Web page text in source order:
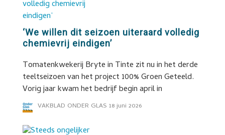
‘We willen dit seizoen uiteraard volledig
chemievrij eindigen’
Tomatenkwekerij Bryte in Tinte zit nu in het derde
teeltseizoen van het project 100% Groen Geteeld.
Vorig jaar kwam het bedrijf begin april in
VAKBLAD ONDER GLAS 18 juni 2026